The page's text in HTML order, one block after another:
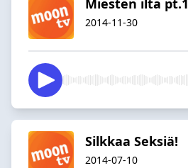
2014-11-30
Silkkaa Seksiä!
2014-07-10